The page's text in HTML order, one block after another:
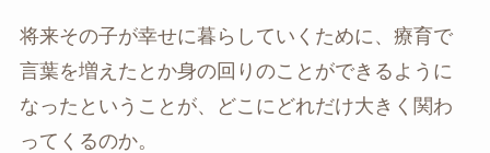
将来その子が幸せに暮らしていくために、療育で
言葉を増えたとか身の回りのことができるように
なったということが、どこにどれだけ大きく関わ
ってくるのか。